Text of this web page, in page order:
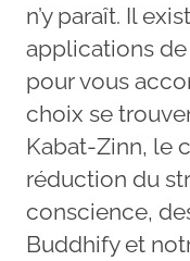
n’y paraît. Il
applications
pour vous
choix se
Kabat-Zinn, le
réduction du
conscience,
Buddhify et